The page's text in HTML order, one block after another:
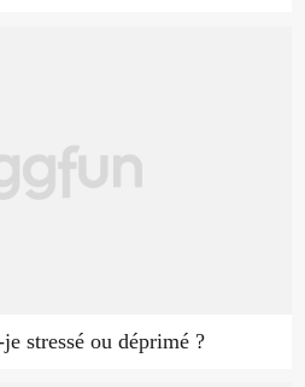
stressé ou déprimé ?